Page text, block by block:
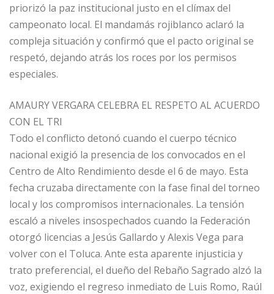
priorizó la paz institucional justo en el clímax del
campeonato local. El mandamás rojiblanco aclaró la
compleja situación y confirmó que el pacto original se
respetó, dejando atrás los roces por los permisos
especiales.
AMAURY VERGARA CELEBRA EL RESPETO AL ACUERDO
CON EL TRI
Todo el conflicto detonó cuando el cuerpo técnico
nacional exigió la presencia de los convocados en el
Centro de Alto Rendimiento desde el 6 de mayo. Esta
fecha cruzaba directamente con la fase final del torneo
local y los compromisos internacionales. La tensión
escaló a niveles insospechados cuando la Federación
otorgó licencias a Jesús Gallardo y Alexis Vega para
volver con el Toluca. Ante esta aparente injusticia y
trato preferencial, el dueño del Rebaño Sagrado alzó la
voz, exigiendo el regreso inmediato de Luis Romo, Raúl